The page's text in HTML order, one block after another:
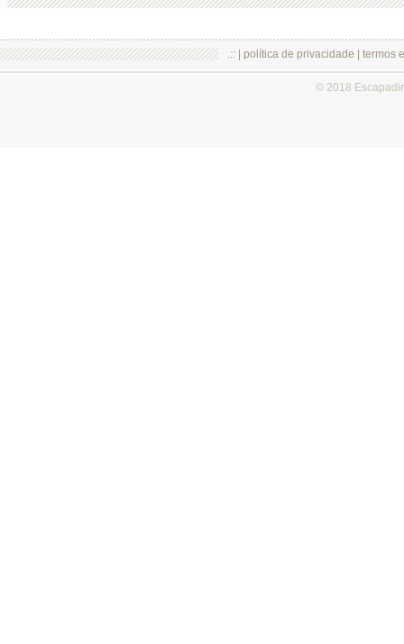
.:: | política de privacidade termos
© 2018